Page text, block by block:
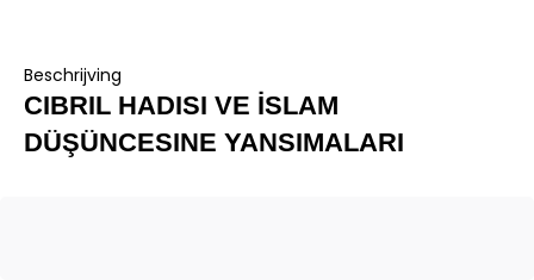
Beschrijving
CIBRIL HADISI VE İSLAM
DÜŞÜNCESINE YANSIMALARI